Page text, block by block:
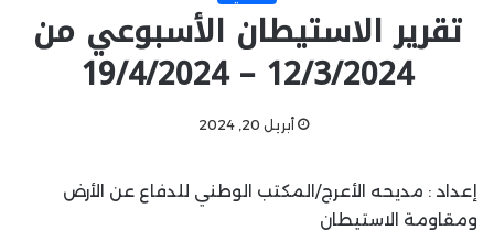
تقرير الاستيطان الأسبوعي من
12/3/2024 – 19/4/2024
أبريل 20, 2024
إعداد : مديحه الأعرج/المكتب الوطني للدفاع عن الأرض
ومقاومة الاستيطان